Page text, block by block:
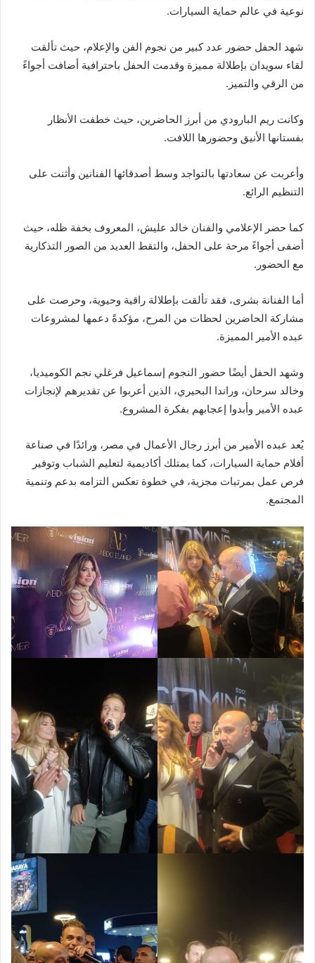
نوعية في عالم حماية السيارات.
شهد الحفل حضور عدد كبير من نجوم الفن والإعلام، حيث تألقت
لقاء سويدان بإطلالة مميزة وقدمت الحفل باحترافية أضافت أجواءً
من الرقي والتميز.
وكانت ريم البارودي من أبرز الحاضرين، حيث خطفت الأنظار
بفستانها الأنيق وحضورها اللافت.
وأعربت عن سعادتها بالتواجد وسط أصدقائها الفنانين وأثنت على
التنظيم الرائع.
كما حضر الإعلامي والفنان خالد عليش، المعروف بخفة ظله، حيث
أضفى أجواءً مرحة على الحفل، والتقط العديد من الصور التذكارية
مع الحضور.
أما الفنانة بشرى، فقد تألقت بإطلالة راقية وحيوية، وحرصت على
مشاركة الحاضرين لحظات من المرح، مؤكدةً دعمها لمشروعات
عبده الأمير المميزة.
وشهد الحفل أيضًا حضور النجوم إسماعيل فرغلي نجم الكوميديا،
وخالد سرحان، وراندا البحيري، الذين أعربوا عن تقديرهم لإنجازات
عبده الأمير وأبدوا إعجابهم بفكرة المشروع.
يُعد عبده الأمير من أبرز رجال الأعمال في مصر، ورائدًا في صناعة
أفلام حماية السيارات، كما يمتلك أكاديمية لتعليم الشباب وتوفير
فرص عمل بمرتبات مجزية، في خطوة تعكس التزامه بدعم وتنمية
المجتمع.